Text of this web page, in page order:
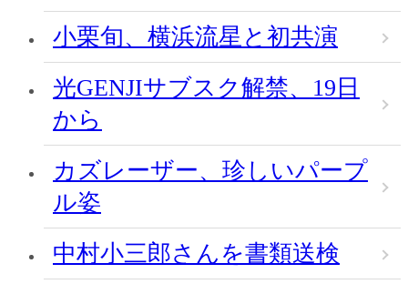
小栗旬、横浜流星と初共演
光GENJIサブスク解禁、19日
から
カズレーザー、珍しいパープ
ル姿
中村小三郎さんを書類送検